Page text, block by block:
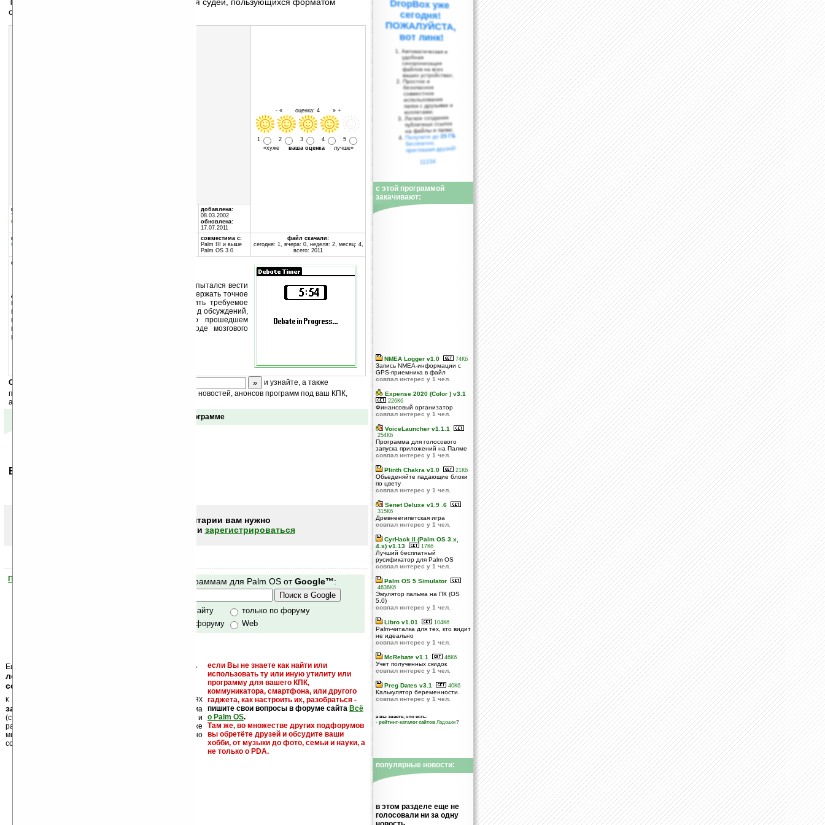
обсуждения Линкольна-Дугласа
- « оценка: 4 » +
1 2 3 4
5
«хуже ваша оценкалучше»
группы программы:
Утилиты
Офис
добавлена:
08.03.2002
обновлена:
17.07.2011
программа:
бесплатная
совместима с:
Palm III и выше
Palm OS 3.0
файл скачали:
сегодня: 1, вчера: 0, неделя: 2, месяц: 4,
всего: 2011
описание:
Каждый кто хоть раз, даже не будучи судьей, пытался вести
дебаты (переговоры), знает: насколько тяжело выдержать точное
время обсуждения. Программа помогает установить требуемое
время обсуждений, а по истечении срока, и в период обсуждений,
выдает звуковые сигналы, предупреждающие о прошедшем
времени. Также может использоваться при методе мозгового
штурма.
Скоро
и узнайте, а также
получайте ежедневный или еженедельный дайджест новостей, анонсов программ под ваш КПК,
акций сайта на ваш почтовый ящик.
Отзывы о программе
Ваше мнение будет первым.
Чтобы писать комментарии вам нужно
или зарегистрироваться
Помогите Ладошкам стать лучше
Поиск по программам для Palm OS отGoogle™:
только по сайту
только по форуму
по сайту и форуму
Web
Еще раз обращаем внимание, что
кейгены, кряки -
лекарства, серийные номера, ключи и
ссылки на варезные сайты
если Вы не знаете как найти или
использовать ту или иную утилиту или
программу для вашего КПК,
коммуникатора, смартфона, или другого
гаджета, как настроить их, разобраться -
пишите свои вопросы в форуме сайта Всё
о Palm OS.
Там же, во множестве других подфорумов
вы обретёте друзей и обсудите ваши
хобби, от музыки до фото, семьи и науки, а
не только о PDA.
к публикации на нашем сайте в комментариях
запрещены
, как и несанкционированная реклама
(спам). Мы поддерживаем авторов программ и
развитие легального программного обеспечения. Также
мы призываем Вас поддерживать авторов, особенно
создающих бесплатные (freeware) программы.
вот линк!
Автоматическая и
удобная
синхронизация
файлов на всех
ваших устройствах;
Простое и
безопасное
совместное
использование
папок с друзьями и
коллегами;
Легкое создание
публичных ссылок
на файлы и папки;
Получите до25 ГБ
бесплатно,
приглашая друзей!
11234
с этой программой
закачивают:
NMEA Logger v1.0 74Кб
Запись NMEA-информации с
GPS-приемника в файл
совпал интерес у 1 чел.
Expense 2020 (Color ) v3.1
226Кб
Финансовый организатор
совпал интерес у 1 чел.
VoiceLauncher v1.1.1
254Кб
Программа для голосового
запуска приложений на Палме
совпал интерес у 1 чел.
Plinth Chakra v1.0 21Кб
Обьеденяйте падающие блоки
по цвету
совпал интерес у 1 чел.
Senet Deluxe v1.9 .6
315Кб
Древнеегипетская игра
совпал интерес у 1 чел.
CyrHack II (Palm OS 3.x,
4.x) v1.13
17Кб
Лучший бесплатный
русификатор для Palm OS
совпал интерес у 1 чел.
Palm OS 5 Simulator
4636Кб
Эмулятор пальма на ПК (OS
5.0)
совпал интерес у 1 чел.
Libro v1.01 104Кб
Palm-читалка для тех, кто видит
не идеально
совпал интерес у 1 чел.
McRebate v1.1 46Кб
Учет полученных скидок
совпал интерес у 1 чел.
Preg Dates v3.1 40Кб
Калькулятор беременности.
совпал интерес у 1 чел.
а вы знаете, что есть:
- рейтинг-каталог сайтов Ладошек?
популярные новости:
в этом разделе еще не
голосовали ни за одну